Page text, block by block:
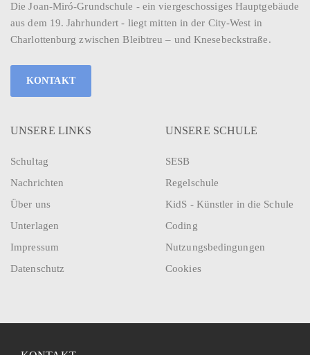
Die Joan-Miró-Grundschule - ein viergeschossiges Hauptgebäude
aus dem 19. Jahrhundert - liegt mitten in der City-West in
Charlottenburg zwischen Bleibtreu – und Knesebeckstraße.
KONTAKT
UNSERE LINKS
Schultag
Nachrichten
Über uns
Unterlagen
Impressum
Datenschutz
UNSERE SCHULE
SESB
Regelschule
KidS - Künstler in die Schule
Coding
Nutzungsbedingungen
Cookies